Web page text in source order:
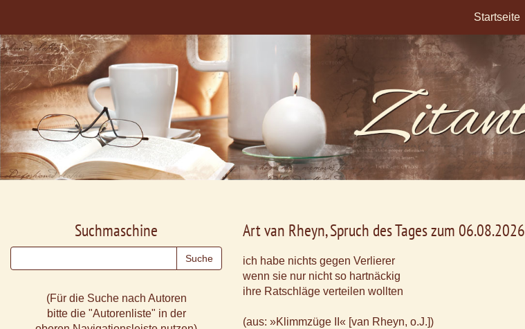
Startseite
Art van Rheyn, Spruch des Tages zum 06.08.2026
ich habe nichts gegen Verlierer
wenn sie nur nicht so hartnäckig
ihre Ratschläge verteilen wollten
(aus: »Klimmzüge II« [van Rheyn, o.J.])
Suchmaschine
(Für die Suche nach Autoren
bitte die "Autorenliste" in der